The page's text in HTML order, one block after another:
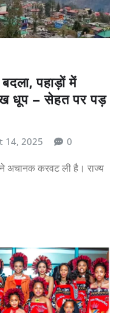
पहाड़ों में
धूप – सेहत पर पड़
14, 2025 0
अचानक करवट ली है। राज्य